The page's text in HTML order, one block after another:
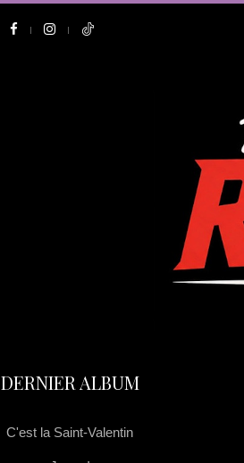
DERNIER ALBUM
C'est la Saint-Valentin